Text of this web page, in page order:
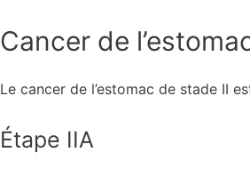
Cancer de
Le cancer de l’estomac de stade II
Étape IIA